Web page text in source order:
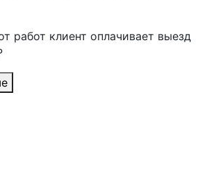
работ клиент оплачивает выезд